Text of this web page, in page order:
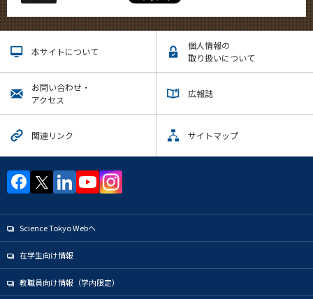
本サイトについて
個人情報の
取り扱いについて
お問い合わせ・
アクセス
広報誌
関連リンク サイトマップ
Science Tokyo Webヘ
在学生向け情報
教職員向け情報（学内限定）